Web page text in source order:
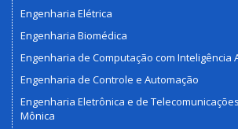
Engenharia Elétrica
Engenharia Biomédica
Engenharia de Computação com Inteligência
Engenharia de Controle e Automação
Engenharia Eletrônica e de
Mônica